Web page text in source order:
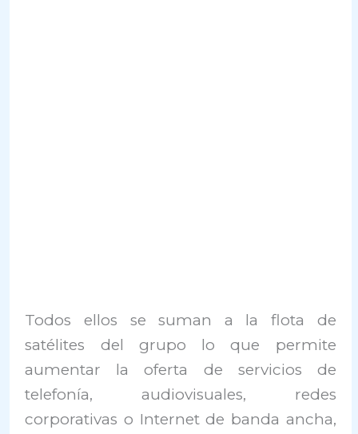
Todos ellos se suman a la flota de
satélites del grupo lo que permite
aumentar la oferta de servicios de
telefonía, audiovisuales, redes
corporativas o Internet de banda ancha,